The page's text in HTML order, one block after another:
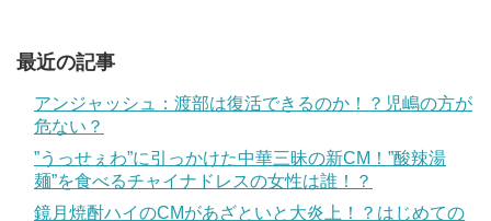
最近の記事
アンジャッシュ：渡部は復活できるのか！？児嶋の方が
危ない？
”うっせぇわ”に引っかけた中華三昧の新CM！”酸辣湯
麺”を食べるチャイナドレスの女性は誰！？
鏡月焼酎ハイのCMがあざといと大炎上！？はじめての